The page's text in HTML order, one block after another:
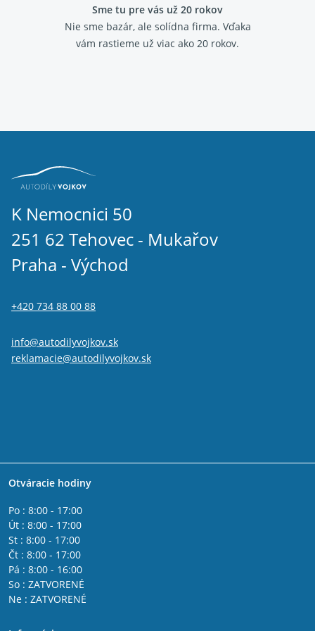
Volkswagen Bora 1.6
Volkswagen Bora 1.6 16V
Volkswagen Bora 1.8
Volkswagen Golf IV 1997 - 2007 1.8T
Seat Leon I 1999 - 2006 1.8T
Sme tu pre vás už 20 rokov
Nie sme bazár, ale solídna firma. Vďaka
vám rastieme už viac ako 20 rokov.
K Nemocnici 50
251 62 Tehovec - Mukařov
Praha - Východ
+420 734 88 00 88
info@autodilyvojkov.sk
reklamacie@autodilyvojkov.sk
Otváracie hodiny
Po : 8:00 - 17:00
Út : 8:00 - 17:00
St : 8:00 - 17:00
Čt : 8:00 - 17:00
Pá : 8:00 - 16:00
So : ZATVORENÉ
Ne : ZATVORENÉ